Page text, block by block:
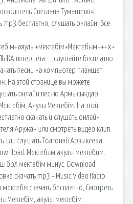
Светлана Тумашевич.
mp3 бесплатно, слушать онлайн. Все
интернета — слушайте бесплатно
песни на компьютер планшет
На этой странице вы можете
онлайн песню Армысындар
Аяулы Мектебім. На этой
скачать и слушать онлайн
Аружан или смотреть видео клип.
или слушать Толгонай Арзыкеева
Мектебим аяулы мектебим.
бол мектебім минус. Download
скачать mp3 - Music Video Radio
скачать бесплатно, Смотреть
Мектебім, аяулы мектебім